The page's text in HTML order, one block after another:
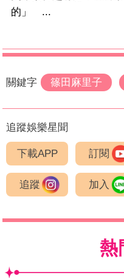
的」 ...
關鍵字 篠田麻里子
追蹤娛樂星聞
下載APP 訂閱
追蹤 加入
熱